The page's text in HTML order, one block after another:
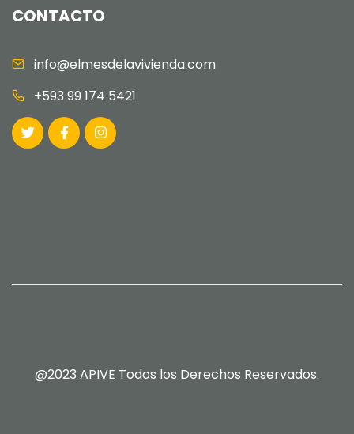
CONTACTO
info@elmesdelavivienda.com
+593 99 174 5421
@2023 APIVE Todos los Derechos Reservados.